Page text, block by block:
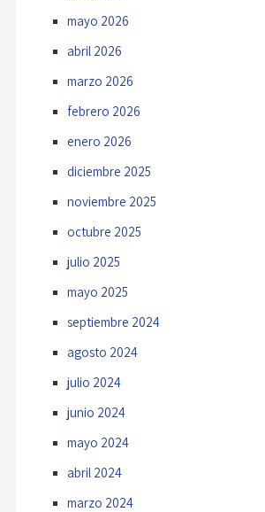
mayo 2026
abril 2026
marzo 2026
febrero 2026
enero 2026
diciembre 2025
noviembre 2025
octubre 2025
julio 2025
mayo 2025
septiembre 2024
agosto 2024
julio 2024
junio 2024
mayo 2024
abril 2024
marzo 2024